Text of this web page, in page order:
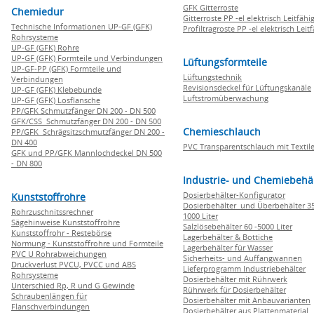
Chemiedur
Technische Informationen UP-GF (GFK)
Rohrsysteme
UP-GF (GFK) Rohre
UP-GF (GFK) Formteile und Verbindungen
UP-GF-PP (GFK) Formteile und
Verbindungen
UP-GF (GFK) Klebebunde
UP-GF (GFK) Losflansche
PP/GFK Schmutzfänger DN 200 - DN 500
GFK/CSS Schmutzfänger DN 200 - DN 500
PP/GFK Schrägsitzschmutzfänger DN 200 -
DN 400
GFK und PP/GFK Mannlochdeckel DN 500
- DN 800
Kunststoffrohre
Rohrzuschnitssrechner
Sägehinweise Kunststoffrohre
Kunststoffrohr - Restebörse
Normung - Kunststoffrohre und Formteile
PVC U Rohrabweichungen
Druckverlust PVCU, PVCC und ABS
Rohrsysteme
Unterschied Rp, R und G Gewinde
Schraubenlängen für
Flanschverbindungen
GFK Gitterroste
Gitterroste PP -el elektrisch Leitfähig
Profiltragroste PP -el elektrisch
Lüftungsformteile
Lüftungstechnik
Revisionsdeckel für Lüftungskanäle
Luftstromüberwachung
Chemieschlauch
PVC Transparentschlauch mit
Industrie- und
Dosierbehälter-Konfigurator
Dosierbehälter und Überbehälter
1000 Liter
Salzlösebehälter 60 -5000 Liter
Lagerbehälter & Bottiche
Lagerbehälter für Wasser
Sicherheits- und Auffangwannen
Lieferprogramm Industriebehälter
Dosierbehälter mit Rührwerk
Rührwerk für Dosierbehälter
Dosierbehälter mit Anbauvarianten
Dosierbehälter aus Plattenmaterial